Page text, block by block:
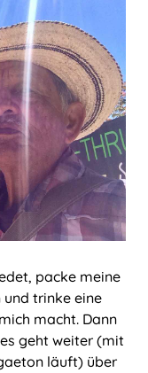
packe meine
trinke eine
macht. Dann
geht weiter (mit
läuft) über